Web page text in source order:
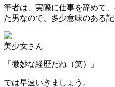
筆者は、実際に仕事を辞めて
た男なので、多少意味のある記
美少女さん
「微妙な経歴だね（笑）」
では早速いきましょう。